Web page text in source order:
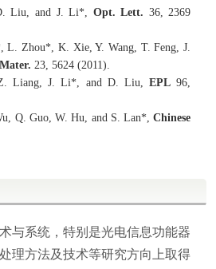
Liu, and J. Li*, Opt. Lett. 36, 2369
L. Zhou*, K. Xie, Y. Wang, T. Feng, J.
23, 5624 (2011).
Liang, J. Li*, and D. Liu,EPL 96,
Q. Guo, W. Hu, and S. Lan*,Chinese
与系统，特别是光电信息功能器
理方法及技术等研究方向上取得